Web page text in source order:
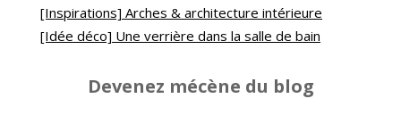
[Inspirations] Arches & architecture intérieure
[Idée déco] Une verrière dans la salle de bain
Devenez mécène du blog